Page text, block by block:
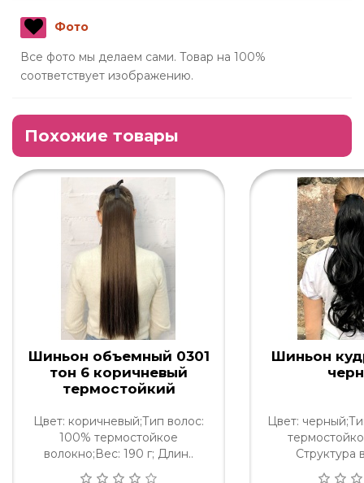
Фото
Все фото мы делаем сами. Товар на 100%
соответствует изображению.
Похожие товары
Шиньон объемный 0301
тон 6 коричневый
термостойкий
Цвет: коричневый;Тип волос:
100% термостойкое
волокно;Вес: 190 г; Длин..
Шиньон
Цвет:
Структура